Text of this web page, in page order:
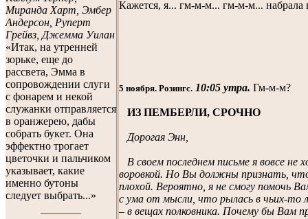
Миранда Харт, Эмбер
Андерсон, Руперт
Грейвз, Джемма Уилан
«Итак, на утренней
зорьке, еще до
рассвета, Эмма в
сопровождении слуги
с фонарем и некой
служанки отправляется
в оранжерею, дабы
собрать букет. Она
эффектно трогает
цветочки и пальчиком
указывает, какие
именно бутоны
следует выбрать...»
Кажется, я... гм-м-м... гм-м-м... набрала
5 ноября. Розингс. 10:05 утра. Гм-м-м?
ИЗ ПЕМБЕРЛИ, СРОЧНО
Дорогая Энн,
В своем последнем письме я вовсе не
воровкой. Но Вы должны признать,
плохой. Вероятно, я не смогу помочь
с ума от мысли, что рылась в чьих-то
– в вещах полковника. Почему бы Вам